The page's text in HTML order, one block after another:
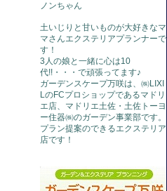
ノンちゃん
土いじりと甘いものが大好きなマ
マさんエクステリアプランナーで
す！
3人の娘と一緒に心は10
代!!・・・で頑張ってます♪
ガーデンスケープ万咲は、㈱LIXI
LのFCプロショップであるマドリ
エ店、マドリエ土佐・土佐トーヨ
ー住器㈱のガーデン事業部です。
プラン提案のできるエクステリア
店です！